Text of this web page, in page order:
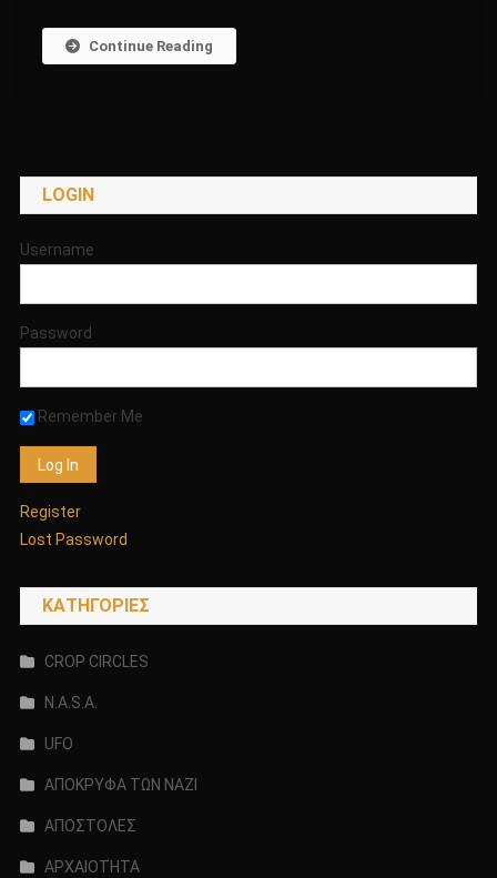
Continue Reading
LOGIN
Username
Password
Remember Me
Register
Lost Password
KΑΤΗΓΟΡΊΕΣ
CROP CIRCLES
N.A.S.A.
UFO
ΑΠΟΚΡΥΦΑ ΤΩΝ ΝΑΖΙ
ΑΠΟΣΤΟΛΕΣ
ΑΡΧΑΙΟΤΗΤΑ